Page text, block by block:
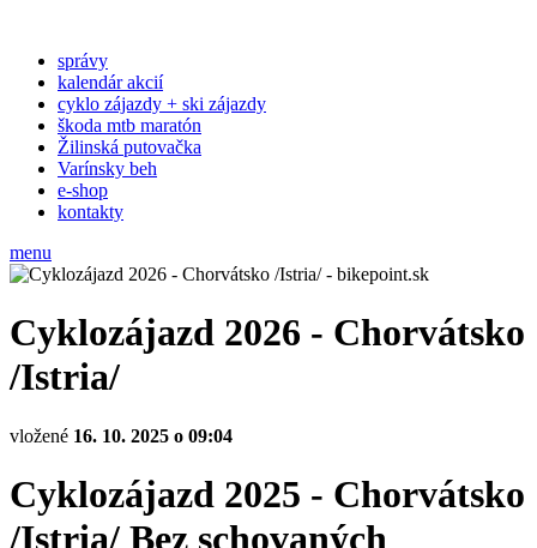
správy
kalendár akcií
cyklo zájazdy + ski zájazdy
škoda mtb maratón
Žilinská putovačka
Varínsky beh
e-shop
kontakty
menu
Cyklozájazd 2026 - Chorvátsko
/Istria/
vložené 16. 10. 2025 o 09:04
Cyklozájazd 2025 - Chorvátsko
/Istria/ Bez schovaných